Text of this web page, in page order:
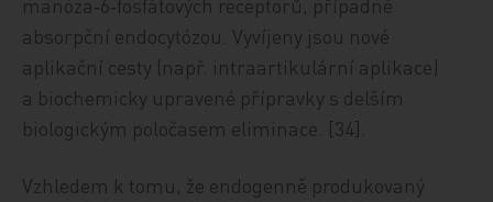
absorpční endocytózou. Vyvíjeny jsou nové
aplikační cesty (např. intraartikulární aplikace)
a biochemicky upravené přípravky s delším
biologickým poločasem eliminace. [34].
Vzhledem k tomu, že endogenně produkovaný